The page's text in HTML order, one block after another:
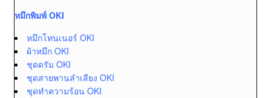
หมึกพิมพ์ OKI
หมึกโทนเนอร์ OKI
ผ้าหมึก OKI
ชุดดรัม OKI
ชุดสายพานลำเลียง OKI
ชุดทำความร้อน OKI